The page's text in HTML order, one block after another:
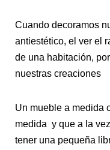
Cuando decoramos
antiestético, el ver el
de una habitación,
nuestras creaciones
Un mueble a medida
medida y que a la
tener una pequeña